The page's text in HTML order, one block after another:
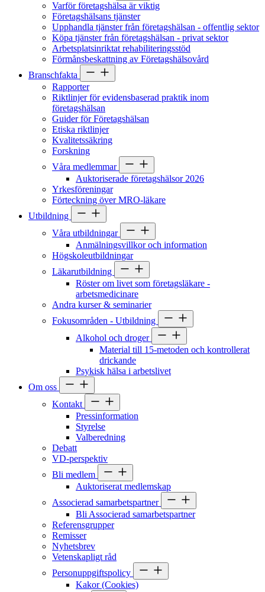
Varför företagshälsa är viktig
Företagshälsans tjänster
Upphandla tjänster från företagshälsan - offentlig sektor
Köpa tjänster från företagshälsan - privat sektor
Arbetsplatsinriktat rehabiliteringsstöd
Förmånsbeskattning av Företagshälsovård
Branschfakta
Rapporter
Riktlinjer för evidensbaserad praktik inom
företagshälsan
Guider för Företagshälsan
Etiska riktlinjer
Kvalitetssäkring
Forskning
Våra medlemmar
Auktoriserade företagshälsor 2026
Yrkesföreningar
Förteckning över MRO-läkare
Utbildning
Våra utbildningar
Anmälningsvillkor och information
Högskoleutbildningar
Läkarutbildning
Röster om livet som företagsläkare -
arbetsmedicinare
Andra kurser & seminarier
Fokusområden - Utbildning
Alkohol och droger
Material till 15-metoden och kontrollerat
drickande
Psykisk hälsa i arbetslivet
Om oss
Kontakt
Pressinformation
Styrelse
Valberedning
Debatt
VD-perspektiv
Bli medlem
Auktoriserat medlemskap
Associerad samarbetspartner
Bli Associerad samarbetspartner
Referensgrupper
Remisser
Nyhetsbrev
Vetenskapligt råd
Personuppgiftspolicy
Kakor (Cookies)